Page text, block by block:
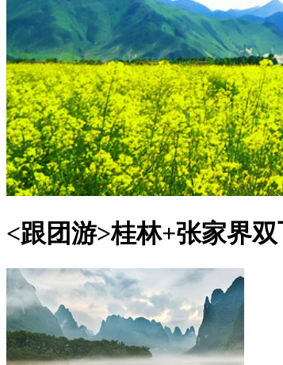
<跟团游>桂林+张家界双